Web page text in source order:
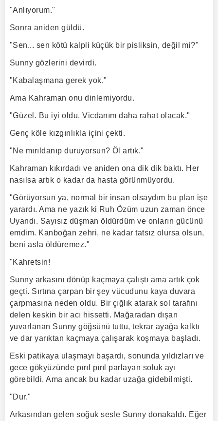
"Anlıyorum."
Sonra aniden güldü.
"Sen... sen kötü kalpli küçük bir pisliksin, değil mi?"
Sunny gözlerini devirdi.
"Kabalaşmana gerek yok."
Ama Kahraman onu dinlemiyordu.
"Güzel. Bu iyi oldu. Vicdanım daha rahat olacak."
Genç köle kızgınlıkla içini çekti.
"Ne mırıldanıp duruyorsun? Öl artık."
Kahraman kıkırdadı ve aniden ona dik dik baktı. Her
nasılsa artık o kadar da hasta görünmüyordu.
"Görüyorsun ya, normal bir insan olsaydım bu plan işe
yarardı. Ama ne yazık ki Ruh Özüm uzun zaman önce
Uyandı. Sayısız düşman öldürdüm ve onların gücünü
emdim. Kanboğan zehri, ne kadar tatsız olursa olsun,
beni asla öldüremez."
"Kahretsin!
Sunny arkasını dönüp kaçmaya çalıştı ama artık çok
geçti. Sırtına çarpan bir şey vücudunu kaya duvara
çarpmasına neden oldu. Bir çığlık atarak sol tarafını
delen keskin bir acı hissetti. Mağaradan dışarı
yuvarlanan Sunny göğsünü tuttu, tekrar ayağa kalktı
ve dar yarıktan kaçmaya çalışarak koşmaya başladı.
Eski patikaya ulaşmayı başardı, sonunda yıldızları ve
gece gökyüzünde pırıl pırıl parlayan soluk ayı
görebildi. Ama ancak bu kadar uzağa gidebilmişti.
"Dur."
Arkasından gelen soğuk sesle Sunny donakaldı. Eğer